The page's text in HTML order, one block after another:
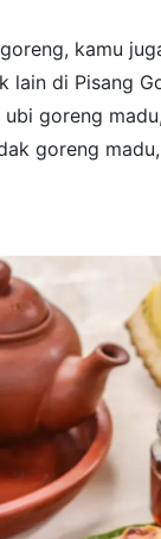
kamu
lain di Pisang
goreng
goreng